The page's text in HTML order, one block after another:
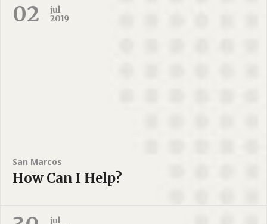
02
jul
2019
San Marcos
How Can I Help?
jul